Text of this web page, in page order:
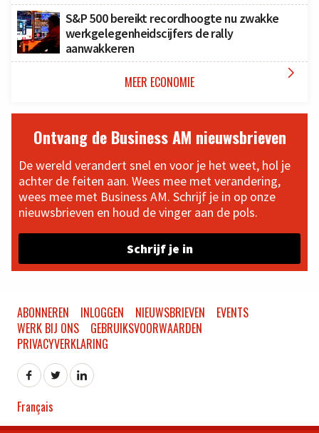
S&P 500 bereikt recordhoogte nu zwakke
werkgelegenheidscijfers de rally
aanwakkeren
MEER ECONOMIE 
Ontvang de Business AM nieuwsbrieven
De wereld verandert snel en voor je het weet, hol je
achter de feiten aan. Wees mee met verandering,
wees mee met Business AM. Schrijf je in op onze
nieuwsbrieven en houd de vinger aan de pols.
Schrijf je in
ABONNEREN INLOGGEN NIEUWSBRIEVEN
EVENTS
WERK BIJ ONS
GEBRUIKSVOORWAARDEN
PRIVACYVERKLARING
Français